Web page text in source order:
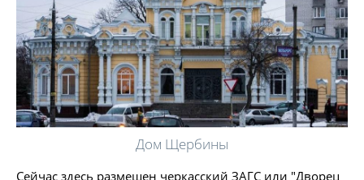
Дом Щербины
Сейчас здесь размещен черкасский ЗАГС или "Дворец